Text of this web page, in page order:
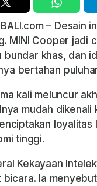
– Desain
MINI Cooper jadi
bundar khas, dan
bertahan
kali meluncur
mudah dikenali
loyalitas
tinggi.
Kekayaan
bicara. Ia